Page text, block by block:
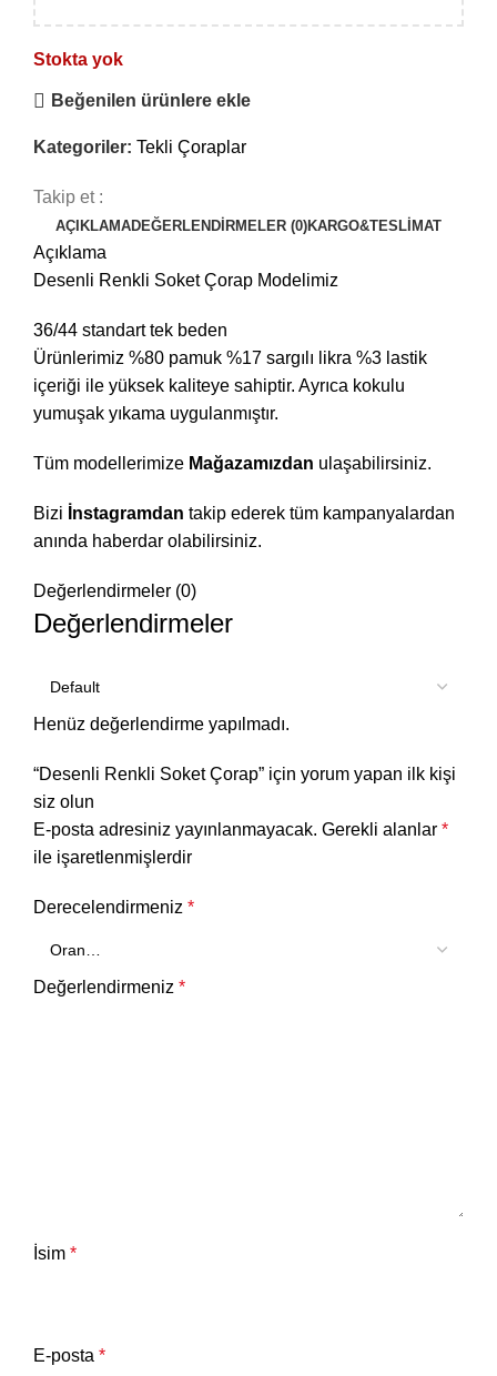
Stokta yok
Beğenilen ürünlere ekle
Kategoriler: Tekli Çoraplar
Takip et :
AÇIKLAMADEĞERLENDIRMELER (0)KARGO&TESLIMAT
Açıklama
Desenli Renkli Soket Çorap Modelimiz
36/44 standart tek beden
Ürünlerimiz %80 pamuk %17 sargılı likra %3 lastik
içeriği ile yüksek kaliteye sahiptir. Ayrıca kokulu
yumuşak yıkama uygulanmıştır.
Tüm modellerimize Mağazamızdan ulaşabilirsiniz.
Bizi İnstagramdan takip ederek tüm kampanyalardan
anında haberdar olabilirsiniz.
Değerlendirmeler (0)
Değerlendirmeler
Henüz değerlendirme yapılmadı.
“Desenli Renkli Soket Çorap” için yorum yapan ilk kişi
siz olun
E-posta adresiniz yayınlanmayacak. Gerekli alanlar *
ile işaretlenmişlerdir
Derecelendirmeniz *
Değerlendirmeniz *
İsim *
E-posta *